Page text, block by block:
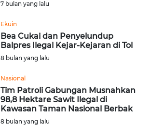
7 bulan yang lalu
Ekuin
Bea Cukai dan Penyelundup
Balpres Ilegal Kejar-Kejaran di Tol
8 bulan yang lalu
Nasional
Tim Patroli Gabungan Musnahkan
98,8 Hektare Sawit Ilegal di
Kawasan Taman Nasional Berbak
8 bulan yang lalu